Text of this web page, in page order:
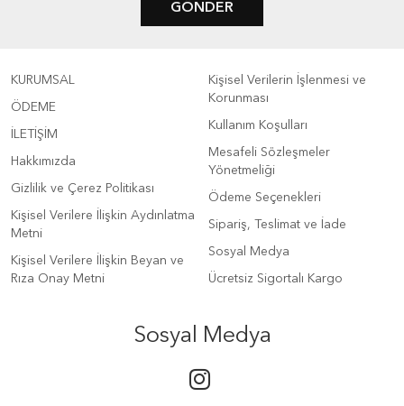
GÖNDER
KURUMSAL
ÖDEME
İLETİŞİM
Hakkımızda
Gizlilik ve Çerez Politikası
Kişisel Verilere İlişkin Aydınlatma
Metni
Kişisel Verilere İlişkin Beyan ve
Rıza Onay Metni
Kişisel Verilerin İşlenmesi ve
Korunması
Kullanım Koşulları
Mesafeli Sözleşmeler
Yönetmeliği
Ödeme Seçenekleri
Sipariş, Teslimat ve İade
Sosyal Medya
Ücretsiz Sigortalı Kargo
Sosyal Medya